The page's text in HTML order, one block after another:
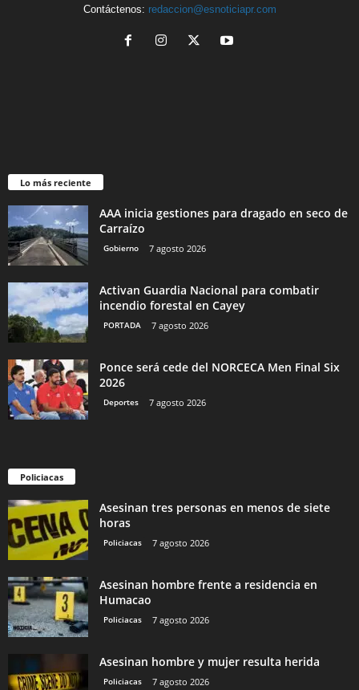
Contáctenos: redaccion@esnoticiapr.com
Lo más reciente
AAA inicia gestiones para dragado en seco de
Carraízo
Gobierno 7 agosto 2026
Activan Guardia Nacional para combatir
incendio forestal en Cayey
PORTADA 7 agosto 2026
Ponce será cede del NORCECA Men Final Six
2026
Deportes 7 agosto 2026
Policiacas
Asesinan tres personas en menos de siete
horas
Policiacas 7 agosto 2026
Asesinan hombre frente a residencia en
Humacao
Policiacas 7 agosto 2026
Asesinan hombre y mujer resulta herida
Policiacas 7 agosto 2026